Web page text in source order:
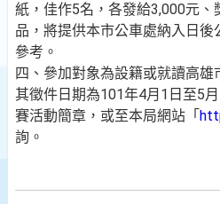
紙，佳作5名，各發給3,000元
品，將提供本市公車處納入日
參考。
四、參加對象為設籍或就讀高雄
其徵件日期為101年4月1日至5
賽活動簡章，或至本局網站「
詢。